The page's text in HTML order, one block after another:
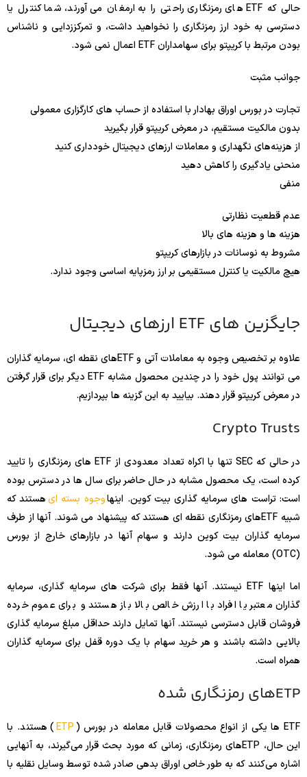
حالی که ETF های رمزنگاری راحتی را به ارمغان می آورند، شما کنترل یا
دسترسی به خود ارز رمزنگاری را نخواهید داشت، و تمرکززدایی و ناشناس
بودن مرتبط با کریپتو برای سهامداران ETF اعمال نمی شود.
جوانب مثبت
تجارت در بورس اوراق بهادار با استفاده از حساب های کارگزاری معمولی
بدون مالکیت مستقیم، در معرض کریپتو قرار بگیرید
از هزینه‌های نگهداری و معاملات ارزهای دیجیتال خودداری کنید
منحنی یادگیری را کاهش دهید
منفی
عدم قطعیت نظارتی
هزینه ها و هزینه های بالا
مشروط به نوسانات در بازارهای کریپتو
هیچ مالکیت یا کنترل مستقیمی بر ارز رمزپایه اساسی وجود ندارد.
جایگزین های ETF ارزهای دیجیتال
علاوه بر تخصیص وجوه به معاملات آتی و ETFهای نقطه ای، سرمایه گذاران
می توانند پول خود را در چندین محصول مشابه ETF دیگر برای قرار گرفتن
در معرض کریپتو قرار دهند. بیایید به این گزینه ها بپردازیم.
Crypto Trusts
در حالی که SEC تنها با اکراه تعداد معدودی از ETF های رمزنگاری را تایید
کرده است، یک محصول مشابه در حال حاضر برای سال ها در دسترس بوده
است: تراست های سرمایه گذاری بیت کوین. اینهاوجوه بسته ایهستند که
شبیه ETFهای رمزنگاری نقطه ای هستند که پیشنهاد می شوند. آنها از طرف
سرمایه گذاران بیت کوین دارند و سهام آنها در بازارهای خارج از بورس
(OTC) معامله می شود.
اما اینها ETF نیستند. آنها فقط برای شرکت های سرمایه گذاری، سرمایه
گذاران معتبر یا افراد با ارزش خالص بالا باز هستند و برای عموم خرده
فروشان قابل دسترسی نیستند. آنها تمایل دارند حداقل مبلغ سرمایه گذاری
بالایی داشته باشند و هر خرید سهام با یک دوره قفل برای سرمایه گذاران
همراه است.
ETPهای رمزنگاری شده
ETF ها یکی از انواع محصولات قابل معامله در بورس ( ETP) هستند. با
این حال، ETPهای رمزنگاری، زمانی که مورد بحث قرار می‌گیرند، به آنهایی
اشاره می‌کنند که به طور خاص اوراق بدهی صادر شده توسط وسایل نقلیه با